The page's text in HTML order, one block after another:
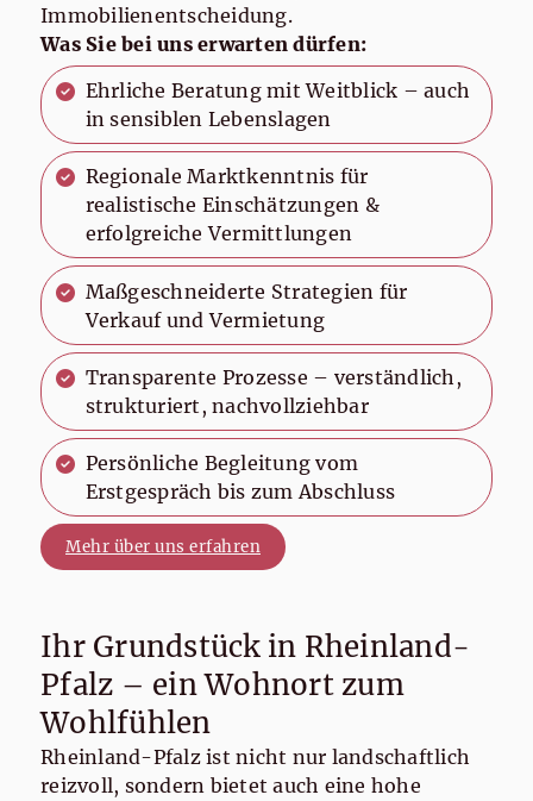
Immobilienentscheidung.
Was Sie bei uns erwarten dürfen:
Ehrliche Beratung mit Weitblick – auch
in sensiblen Lebenslagen
Regionale Marktkenntnis für
realistische Einschätzungen &
erfolgreiche Vermittlungen
Maßgeschneiderte Strategien für
Verkauf und Vermietung
Transparente Prozesse – verständlich,
strukturiert, nachvollziehbar
Persönliche Begleitung vom
Erstgespräch bis zum Abschluss
Mehr über uns erfahren
Ihr Grundstück in Rheinland-
Pfalz – ein Wohnort zum
Wohlfühlen
Rheinland-Pfalz ist nicht nur landschaftlich
reizvoll, sondern bietet auch eine hohe